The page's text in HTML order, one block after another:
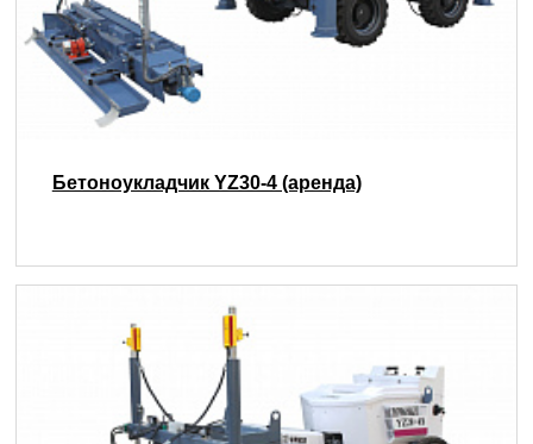
Бетоноукладчик YZ30-4 (аренда)